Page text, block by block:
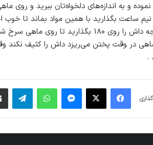
و به اندازه‌های دلخواه‌تان ببرید و
ساعت بگذارید با همین مواد بماند تا
بچینید و درجه داش را روی ۱۸۰
در وقت پختن می‌ریزد داش را کثیف نکند
.
فیس بوک X پیام رسان واتس آپ تلگرام